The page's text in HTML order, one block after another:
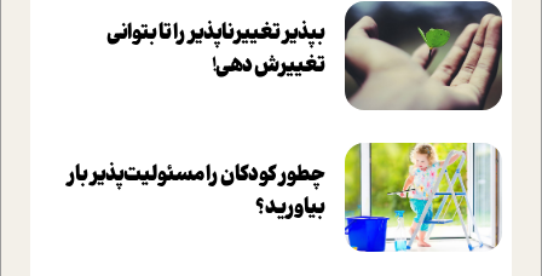
بپذير تغييرناپذير را تا بتواني
تغييرش دهي!‏
چطور کودکان را مسئولیت‌پذیر بار
بیاورید؟